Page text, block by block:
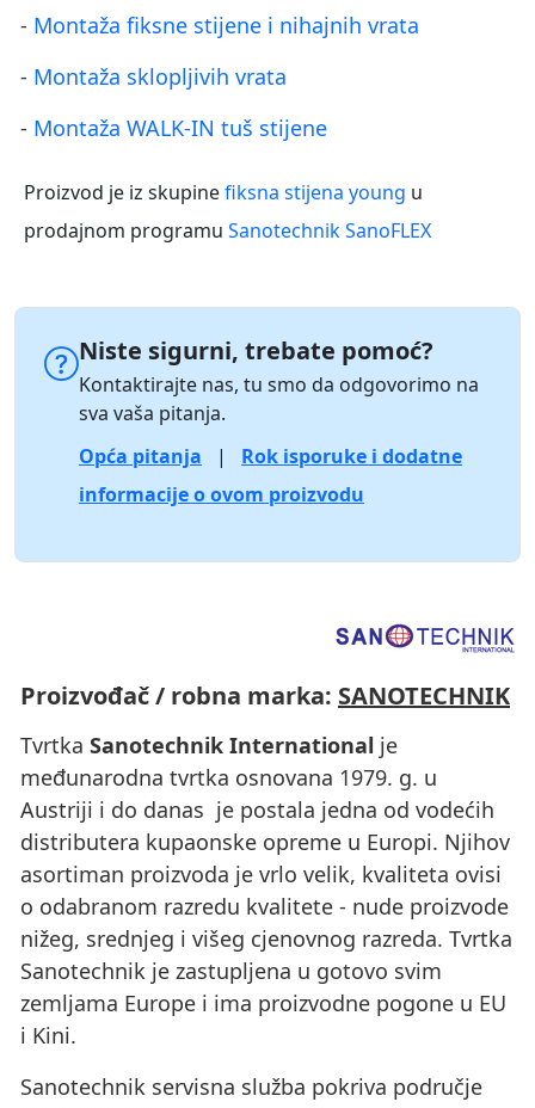
- Montaža fiksne stijene i nihajnih vrata
- Montaža sklopljivih vrata
- Montaža WALK-IN tuš stijene
Proizvod je iz skupinefiksna stijena young u
prodajnom programu Sanotechnik SanoFLEX
Niste sigurni, trebate pomoć?
Kontaktirajte nas, tu smo da odgovorimo na
sva vaša pitanja.
Opća pitanja
|
Rok isporuke i dodatne
informacije o ovom proizvodu
Proizvođač / robna marka: SANOTECHNIK
Tvrtka Sanotechnik International je
međunarodna tvrtka osnovana 1979. g. u
Austriji i do danas je postala jedna od vodećih
distributera kupaonske opreme u Europi. Njihov
asortiman proizvoda je vrlo velik, kvaliteta ovisi
o odabranom razredu kvalitete - nude proizvode
nižeg, srednjeg i višeg cjenovnog razreda. Tvrtka
Sanotechnik je zastupljena u gotovo svim
zemljama Europe i ima proizvodne pogone u EU
i Kini.
Sanotechnik servisna služba pokriva područje